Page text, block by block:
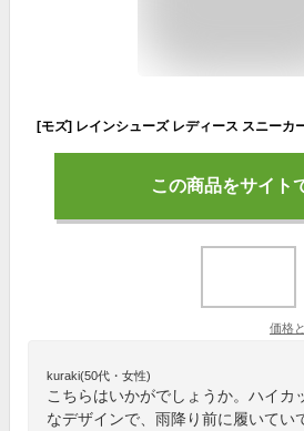
この商品をサイト
価格
kuraki(50代・女性)
こちらはいかがでしょうか。ハイカ
なデザインで、雨降り前に履いてい